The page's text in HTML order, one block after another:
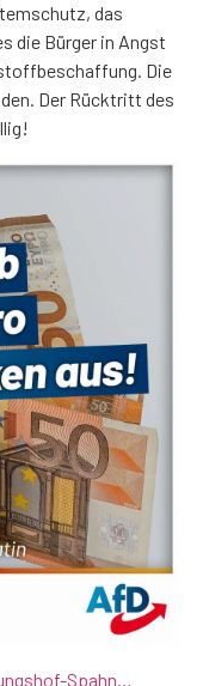
das
die Bürger in Angst
Die
Der Rücktritt des
Spahn…